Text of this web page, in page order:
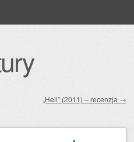
„Hell” (2011) – recenzja →